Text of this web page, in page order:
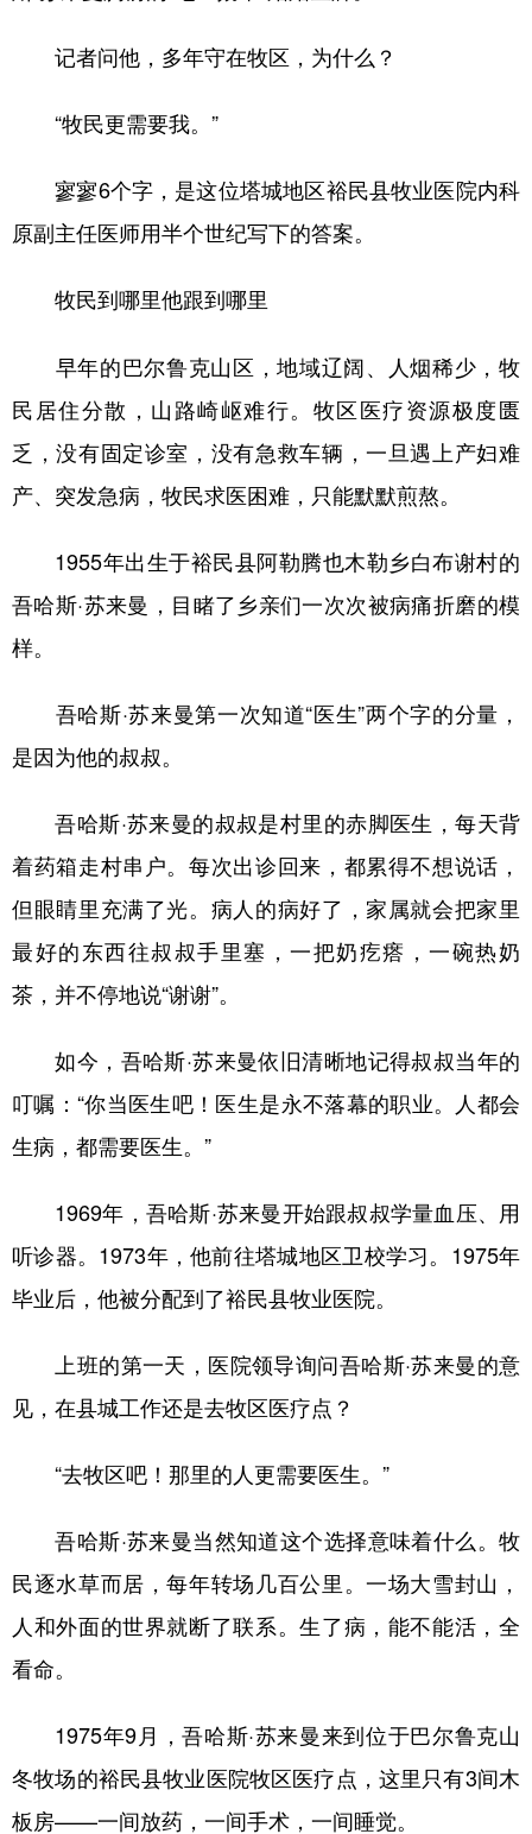
记者问他，多年守在牧区，为什么？
“牧民更需要我。”
寥寥6个字，是这位塔城地区裕民县牧业医院内科
原副主任医师用半个世纪写下的答案。
牧民到哪里他跟到哪里
早年的巴尔鲁克山区，地域辽阔、人烟稀少，牧
民居住分散，山路崎岖难行。牧区医疗资源极度匮
乏，没有固定诊室，没有急救车辆，一旦遇上产妇难
产、突发急病，牧民求医困难，只能默默煎熬。
1955年出生于裕民县阿勒腾也木勒乡白布谢村的
吾哈斯·苏来曼，目睹了乡亲们一次次被病痛折磨的模
样。
吾哈斯·苏来曼第一次知道“医生”两个字的分量，
是因为他的叔叔。
吾哈斯·苏来曼的叔叔是村里的赤脚医生，每天背
着药箱走村串户。每次出诊回来，都累得不想说话，
但眼睛里充满了光。病人的病好了，家属就会把家里
最好的东西往叔叔手里塞，一把奶疙瘩，一碗热奶
茶，并不停地说“谢谢”。
如今，吾哈斯·苏来曼依旧清晰地记得叔叔当年的
叮嘱：“你当医生吧！医生是永不落幕的职业。人都会
生病，都需要医生。”
1969年，吾哈斯·苏来曼开始跟叔叔学量血压、用
听诊器。1973年，他前往塔城地区卫校学习。1975年
毕业后，他被分配到了裕民县牧业医院。
上班的第一天，医院领导询问吾哈斯·苏来曼的意
见，在县城工作还是去牧区医疗点？
“去牧区吧！那里的人更需要医生。”
吾哈斯·苏来曼当然知道这个选择意味着什么。牧
民逐水草而居，每年转场几百公里。一场大雪封山，
人和外面的世界就断了联系。生了病，能不能活，全
看命。
1975年9月，吾哈斯·苏来曼来到位于巴尔鲁克山
冬牧场的裕民县牧业医院牧区医疗点，这里只有3间木
板房——一间放药，一间手术，一间睡觉。